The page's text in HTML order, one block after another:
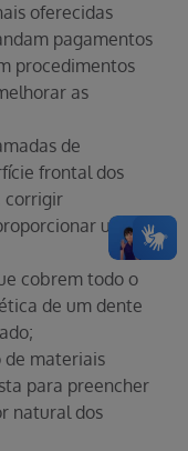
oferecidas
pagamentos
procedimentos
as
de
frontal dos
corrigir
um
cobrem todo o
de um dente
de materiais
para preencher
natural dos